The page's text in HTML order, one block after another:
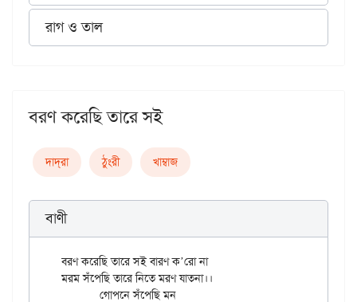
রাগ ও তাল
বরণ করেছি তারে সই
দাদ্‌রা ঠুংরী খাম্বাজ
বাণী
বরণ করেছি তারে সই বারণ ক’রো না
মরম সঁপেছি তারে নিতে মরণ যাতনা।।